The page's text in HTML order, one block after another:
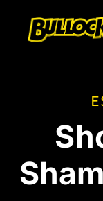
contenuto